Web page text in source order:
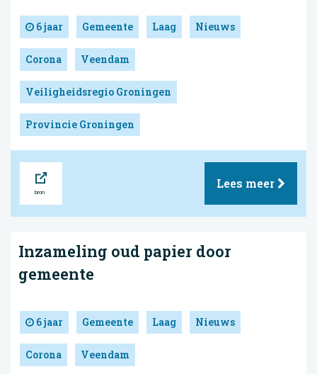
6 jaar Gemeente Laag Nieuws
Corona Veendam
Veiligheidsregio Groningen
Provincie Groningen
Lees meer
Inzameling oud papier door
gemeente
6 jaar Gemeente Laag Nieuws
Corona Veendam